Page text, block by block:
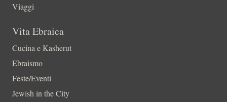
Viaggi
Vita Ebraica
Cucina e Kasherut
Ebraismo
Feste/Eventi
Jewish in the City